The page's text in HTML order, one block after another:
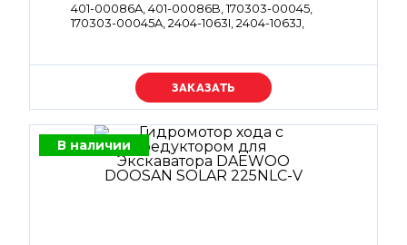
401-00086A, 401-00086B, 170303-00045,
170303-00045A, 2404-1063I, 2404-1063J,
Уточняйте цену
В наличии